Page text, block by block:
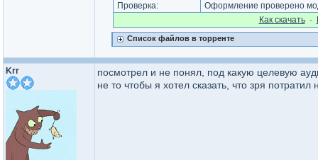
Проверка:
Оформление проверено
Как cкачать·
Список файлов в торренте
Krr
посмотрел и не понял, под какую целевую
не то чтобы я хотел сказать, что зря